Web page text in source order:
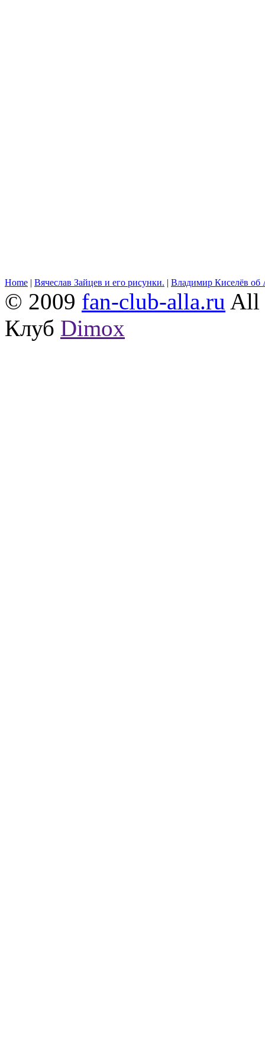
Home | Вячеслав Зайцев и его рисунки. | Владимир Киселёв об
© 2009 fan-club-alla.ru All
Клуб Dimox